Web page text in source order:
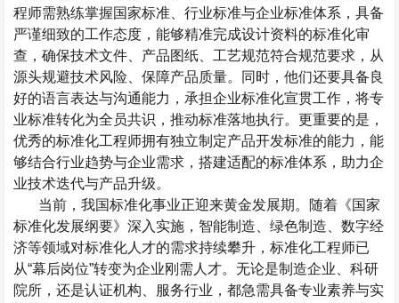
程师需熟练掌握国家标准、行业标准与企业标准体系，具备
严谨细致的工作态度，能够精准完成设计资料的标准化审
查，确保技术文件、产品图纸、工艺规范符合规范要求，从
源头规避技术风险、保障产品质量。同时，他们还要具备良
好的语言表达与沟通能力，承担企业标准化宣贯工作，将专
业标准转化为全员共识，推动标准落地执行。更重要的是，
优秀的标准化工程师拥有独立制定产品开发标准的能力，能
够结合行业趋势与企业需求，搭建适配的标准体系，助力企
业技术迭代与产品升级。
当前，我国标准化事业正迎来黄金发展期。随着《国家
标准化发展纲要》深入实施，智能制造、绿色制造、数字经
济等领域对标准化人才的需求持续攀升，标准化工程师已
从“幕后岗位”转变为企业刚需人才。无论是制造企业、科研
院所，还是认证机构、服务行业，都急需具备专业素养与实